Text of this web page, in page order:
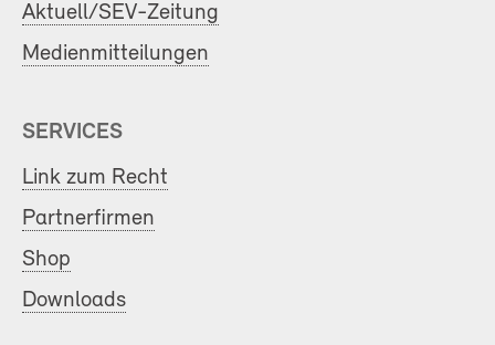
Aktuell/SEV-Zeitung
Medienmitteilungen
SERVICES
Link zum Recht
Partnerfirmen
Shop
Downloads